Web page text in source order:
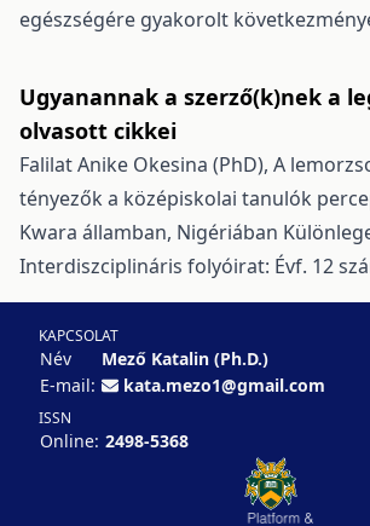
egészségére gyakorolt
Ugyanannak a szerző(k)nek a
olvasott cikkei
Falilat Anike Okesina (PhD), A
tényezők a középiskolai tanulók
Kwara államban, Nigériában
Interdiszciplináris folyóirat: Évf. 12
KAPCSOLAT
Név
Mező Katalin (Ph.D.)
E-mail:
kata.mezo1@gmail.com
ISSN
Online: 2498-5368